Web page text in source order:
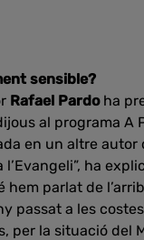
sensible?
Rafael Pardoha
al programa A
en un altre
ha
hem parlat de
passat a les
per la situació del